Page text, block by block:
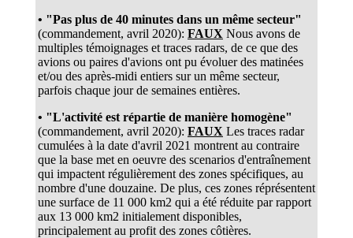
• "Pas plus de 40 minutes dans un même secteur"
(commandement, avril 2020): FAUX Nous avons de
multiples témoignages et traces radars, de ce que des
avions ou paires d'avions ont pu évoluer des matinées
et/ou des après-midi entiers sur un même secteur,
parfois chaque jour de semaines entières.
• "L'activité est répartie de manière homogène"
(commandement, avril 2020): FAUX Les traces radar
cumulées à la date d'avril 2021 montrent au contraire
que la base met en oeuvre des scenarios d'entraînement
qui impactent régulièrement des zones spécifiques, au
nombre d'une douzaine. De plus, ces zones réprésentent
une surface de 11 000 km2 qui a été réduite par rapport
aux 13 000 km2 initialement disponibles,
principalement au profit des zones côtières.